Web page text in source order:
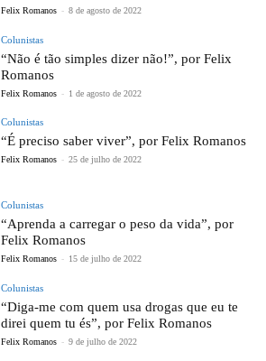
Felix Romanos - 8 de agosto de 2022
Colunistas
“Não é tão simples dizer não!”, por Felix
Romanos
Felix Romanos - 1 de agosto de 2022
Colunistas
“É preciso saber viver”, por Felix Romanos
Felix Romanos - 25 de julho de 2022
Colunistas
“Aprenda a carregar o peso da vida”, por
Felix Romanos
Felix Romanos - 15 de julho de 2022
Colunistas
“Diga-me com quem usa drogas que eu te
direi quem tu és”, por Felix Romanos
Felix Romanos - 9 de julho de 2022